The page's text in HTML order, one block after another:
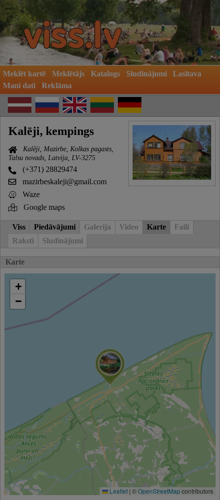
Meklēt kartē Meklētājs Katalogs Sludinājumi
Lasītava
Mani dati
Reklāma
Kalēji, kempings
Kalēji, Mazirbe, Kolkas pagasts,
Talsu novads, Latvija, LV-3275
(+371) 28829474
mazirbeskaleji@gmail.com
Waze
Google maps
Viss Piedāvājumi Galerija Video Karte
Faili
Raksti
Sludinājumi
Karte
+
−
Leaflet | ©OpenStreetMapcontributors